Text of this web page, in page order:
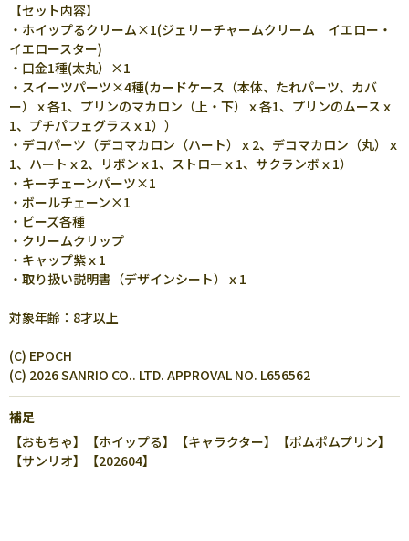
【セット内容】
・ホイップるクリーム×1(ジェリーチャームクリーム イエロー・
イエロースター)
・口金1種(太丸）×1
・スイーツパーツ×4種(カードケース（本体、たれパーツ、カバ
ー）ｘ各1、プリンのマカロン（上・下）ｘ各1、プリンのムースｘ
1、プチパフェグラスｘ1））
・デコパーツ（デコマカロン（ハート）ｘ2、デコマカロン（丸）ｘ
1、ハートｘ2、リボンｘ1、ストローｘ1、サクランボｘ1）
・キーチェーンパーツ×1
・ボールチェーン×1
・ビーズ各種
・クリームクリップ
・キャップ紫ｘ1
・取り扱い説明書（デザインシート）ｘ1
対象年齢：8才以上
(C) EPOCH
(C) 2026 SANRIO CO.. LTD. APPROVAL NO. L656562
補足
【おもちゃ】【ホイップる】【キャラクター】【ポムポムプリン】
【サンリオ】【202604】